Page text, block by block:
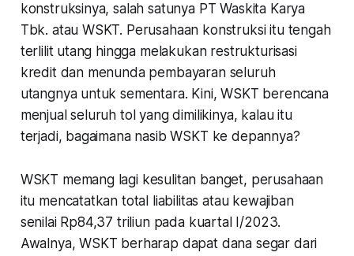
konstruksinya, salah satunya PT Waskita Karya
Tbk. atau WSKT. Perusahaan konstruksi itu tengah
terlilit utang hingga melakukan restrukturisasi
kredit dan menunda pembayaran seluruh
utangnya untuk sementara. Kini, WSKT berencana
menjual seluruh tol yang dimilikinya, kalau itu
terjadi, bagaimana nasib WSKT ke depannya?
WSKT memang lagi kesulitan banget, perusahaan
itu mencatatkan total liabilitas atau kewajiban
senilai Rp84,37 triliun pada kuartal I/2023.
Awalnya, WSKT berharap dapat dana segar dari